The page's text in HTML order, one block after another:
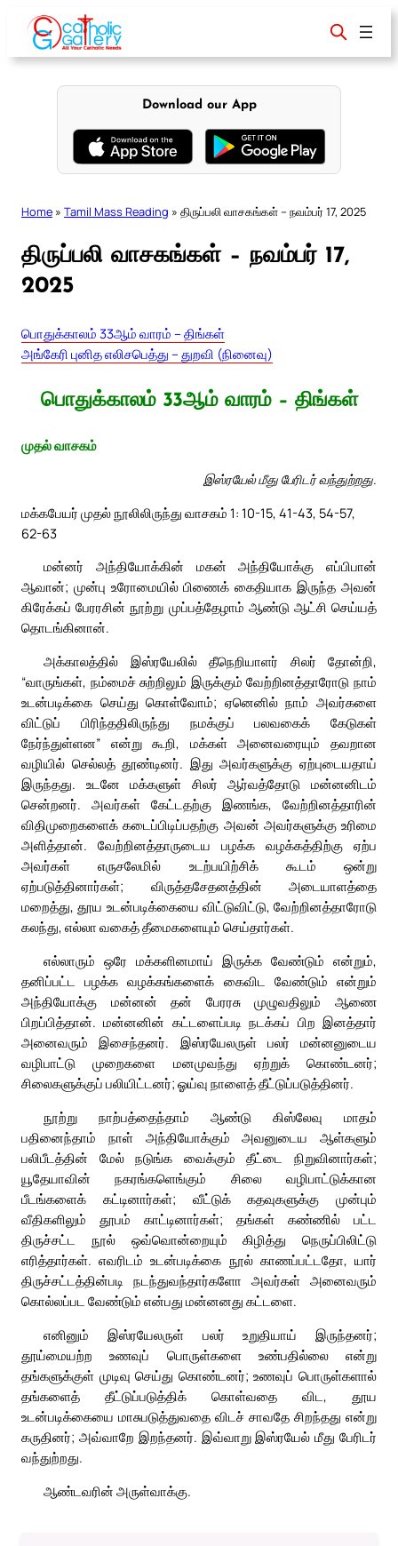
content
Download our App
Home » Tamil Mass Reading » திருப்பலி வாசகங்கள் – நவம்பர் 17, 2025
திருப்பலி வாசகங்கள் – நவம்பர் 17,
2025
பொதுக்காலம் 33ஆம் வாரம் – திங்கள்
அங்கேரி புனித எலிசபெத்து – துறவி (நினைவு)
பொதுக்காலம் 33ஆம் வாரம் – திங்கள்
முதல் வாசகம்
இஸ்ரயேல் மீது பேரிடர் வந்துற்றது.
மக்கபேயர் முதல் நூலிலிருந்து வாசகம் 1: 10-15, 41-43, 54-57,
62-63
மன்னர் அந்தியோக்கின் மகன் அந்தியோக்கு எப்பிபான்
ஆவான்; முன்பு உரோமையில் பிணைக் கைதியாக இருந்த அவன்
கிரேக்கப் பேரரசின் நூற்று முப்பத்தேழாம் ஆண்டு ஆட்சி செய்யத்
தொடங்கினான்.
அக்காலத்தில் இஸ்ரயேலில் தீநெறியாளர் சிலர் தோன்றி,
“வாருங்கள், நம்மைச் சுற்றிலும் இருக்கும் வேற்றினத்தாரோடு நாம்
உடன்படிக்கை செய்து கொள்வோம்; ஏனெனில் நாம் அவர்களை
விட்டுப் பிரிந்ததிலிருந்து நமக்குப் பலவகைக் கேடுகள்
நேர்ந்துள்ளன” என்று கூறி, மக்கள் அனைவரையும் தவறான
வழியில் செல்லத் தூண்டினர். இது அவர்களுக்கு ஏற்புடையதாய்
இருந்தது. உடனே மக்களுள் சிலர் ஆர்வத்தோடு மன்னனிடம்
சென்றனர். அவர்கள் கேட்டதற்கு இணங்க, வேற்றினத்தாரின்
விதிமுறைகளைக் கடைப்பிடிப்பதற்கு அவன் அவர்களுக்கு உரிமை
அளித்தான். வேற்றினத்தாருடைய பழக்க வழக்கத்திற்கு ஏற்ப
அவர்கள் எருசலேமில் உடற்பயிற்சிக் கூடம் ஒன்று
ஏற்படுத்தினார்கள்; விருத்தசேதனத்தின் அடையாளத்தை
மறைத்து, தூய உடன்படிக்கையை விட்டுவிட்டு, வேற்றினத்தாரோடு
கலந்து, எல்லா வகைத் தீமைகளையும் செய்தார்கள்.
எல்லாரும் ஒரே மக்களினமாய் இருக்க வேண்டும் என்றும்,
தனிப்பட்ட பழக்க வழக்கங்களைக் கைவிட வேண்டும் என்றும்
அந்தியோக்கு மன்னன் தன் பேரரசு முழுவதிலும் ஆணை
பிறப்பித்தான். மன்னனின் கட்டளைப்படி நடக்கப் பிற இனத்தார்
அனைவரும் இசைந்தனர். இஸ்ரயேலருள் பலர் மன்னனுடைய
வழிபாட்டு முறைகளை மனமுவந்து ஏற்றுக் கொண்டனர்;
சிலைகளுக்குப் பலியிட்டனர்; ஓய்வு நாளைத் தீட்டுப்படுத்தினர்.
நூற்று நாற்பத்தைந்தாம் ஆண்டு கிஸ்லேவு மாதம்
பதினைந்தாம் நாள் அந்தியோக்கும் அவனுடைய ஆள்களும்
பலிபீடத்தின் மேல் நடுங்க வைக்கும் தீட்டை நிறுவினார்கள்;
யூதேயாவின் நகரங்களெங்கும் சிலை வழிபாட்டுக்கான
பீடங்களைக் கட்டினார்கள்; வீட்டுக் கதவுகளுக்கு முன்பும்
வீதிகளிலும் தூபம் காட்டினார்கள்; தங்கள் கண்ணில் பட்ட
திருச்சட்ட நூல் ஒவ்வொன்றையும் கிழித்து நெருப்பிலிட்டு
எரித்தார்கள். எவரிடம் உடன்படிக்கை நூல் காணப்பட்டதோ, யார்
திருச்சட்டத்தின்படி நடந்துவந்தார்களோ அவர்கள் அனைவரும்
கொல்லப்பட வேண்டும் என்பது மன்னனது கட்டளை.
எனினும் இஸ்ரயேலருள் பலர் உறுதியாய் இருந்தனர்;
தூய்மையற்ற உணவுப் பொருள்களை உண்பதில்லை என்று
தங்களுக்குள் முடிவு செய்து கொண்டனர்; உணவுப் பொருள்களால்
தங்களைத் தீட்டுப்படுத்திக் கொள்வதை விட, தூய
உடன்படிக்கையை மாசுபடுத்துவதை விடச் சாவதே சிறந்தது என்று
கருதினர்; அவ்வாறே இறந்தனர். இவ்வாறு இஸ்ரயேல் மீது பேரிடர்
வந்துற்றது.
ஆண்டவரின் அருள்வாக்கு.